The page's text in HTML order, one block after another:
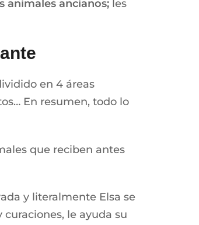
animales ancianos; les
en 4 áreas
En resumen, todo lo
que reciben antes
y literalmente Elsa se
le ayuda su